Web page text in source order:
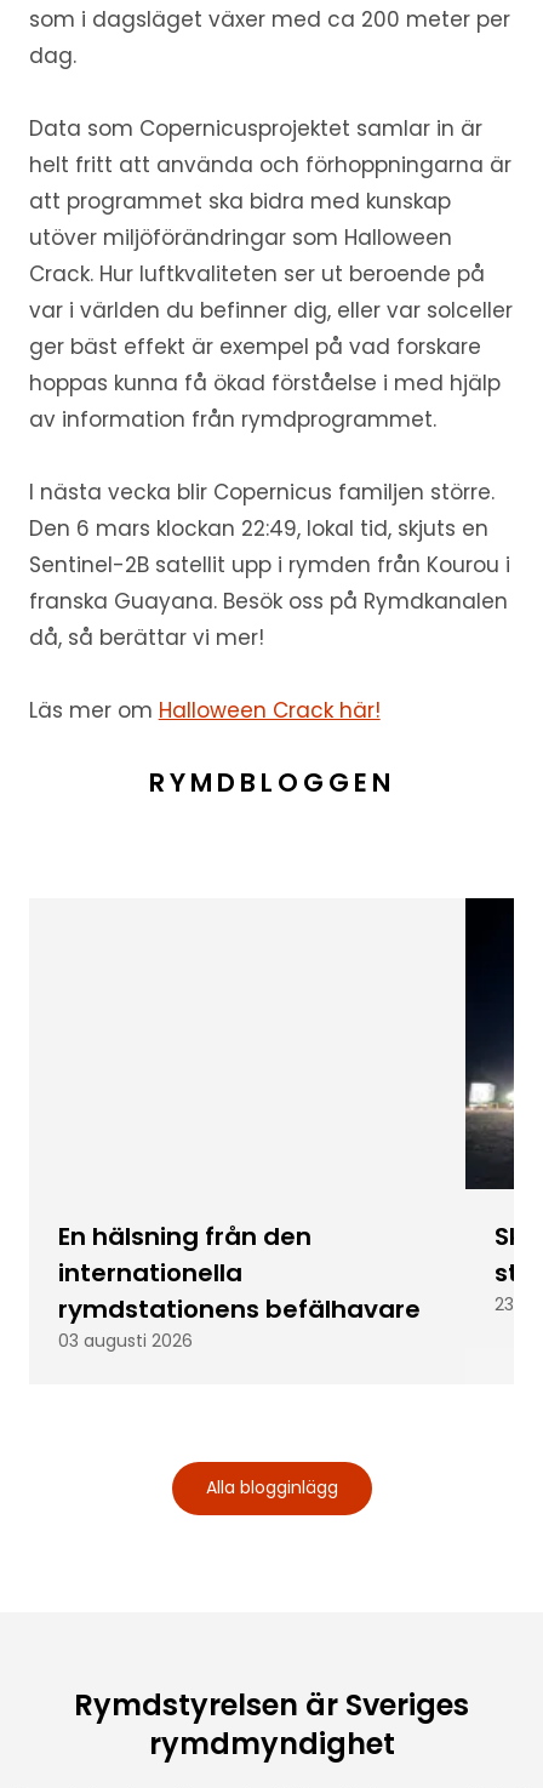
som i dagsläget växer med ca 200 meter per
dag.
Data som Copernicusprojektet samlar in är
helt fritt att använda och förhoppningarna är
att programmet ska bidra med kunskap
utöver miljöförändringar som Halloween
Crack. Hur luftkvaliteten ser ut beroende på
var i världen du befinner dig, eller var solceller
ger bäst effekt är exempel på vad forskare
hoppas kunna få ökad förståelse i med hjälp
av information från rymdprogrammet.
I nästa vecka blir Copernicus familjen större.
Den 6 mars klockan 22:49, lokal tid, skjuts en
Sentinel-2B satellit upp i rymden från Kourou i
franska Guayana. Besök oss på Rymdkanalen
då, så berättar vi mer!
Läs mer om Halloween Crack här!
RYMDBLOGGEN
En hälsning från den
internationella
rymdstationens befälhavare
03 augusti 2026
23
Alla blogginlägg
Rymdstyrelsen är Sveriges
rymdmyndighet